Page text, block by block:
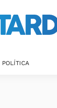
POLÍTICA